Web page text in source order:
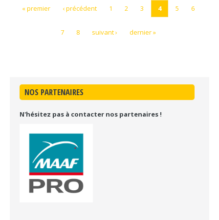
« premier
‹ précédent 1 2 3 4 5 6
7 8 suivant › dernier »
NOS PARTENAIRES
N'hésitez pas à contacter nos partenaires !